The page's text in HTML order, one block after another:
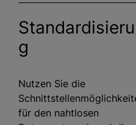
g
Nutzen Sie die
für den nahtlosen